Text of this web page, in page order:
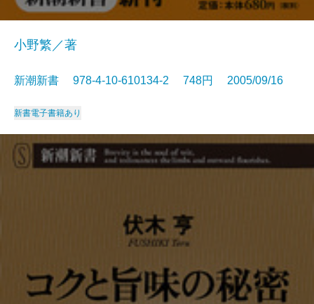
小野繁／著
新潮新書 978-4-10-610134-2 748円 2005/09/16
新書電子書籍あり